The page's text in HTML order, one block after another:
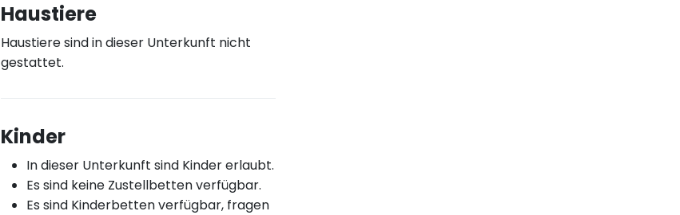
Haustiere
Haustiere sind in dieser Unterkunft nicht
gestattet.
Kinder
In dieser Unterkunft sind Kinder erlaubt.
Es sind keine Zustellbetten verfügbar.
Es sind Kinderbetten verfügbar, fragen